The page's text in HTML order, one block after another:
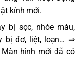
kính mới.
bị sọc, nhòe màu,
bị đơ, liệt, loạn… ⇒
hình mới đã có